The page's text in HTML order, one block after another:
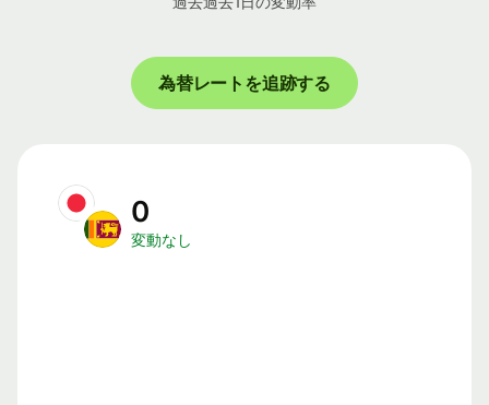
為替レートを追跡する
0
変動なし